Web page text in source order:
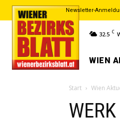
Newsletter-
32.5 C
WIEN
Start Wien